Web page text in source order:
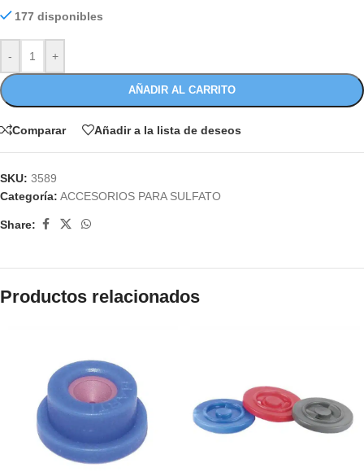
177 disponibles
- +
AÑADIR AL CARRITO
Comparar Añadir a la lista de deseos
SKU: 3589
Categoría: ACCESORIOS PARA SULFATO
Share:
Productos relacionados